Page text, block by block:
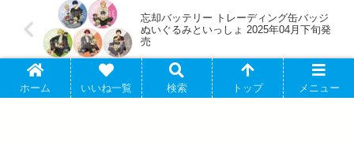
忘却バッテリー トレーディング缶バッジ
ぬいぐるみといっしょ 2025年04月下旬発
売
ホーム いいね一覧 検索 トップ メニュー